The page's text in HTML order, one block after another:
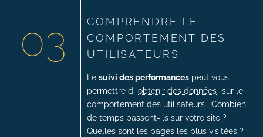
03
COMPRENDRE LE
COMPORTEMENT DES
UTILISATEURS
Lesuivi des performances peut vous
permettre d’ obtenir des données sur le
comportement des utilisateurs : Combien
de temps passent-ils sur votre site ?
Quelles sont les pages les plus visitées ?